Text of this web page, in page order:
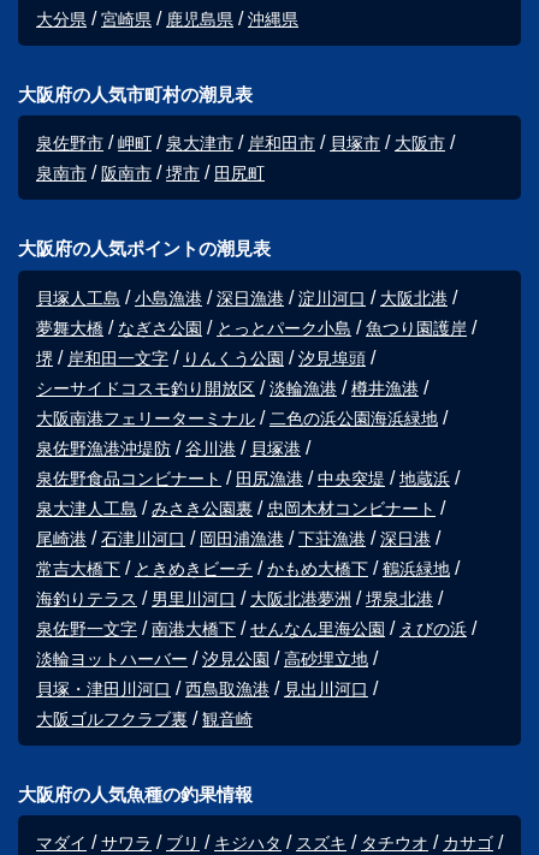
大分県
宮崎県 鹿児島県 沖縄県
大阪府の人気市町村の潮見表
泉佐野市 岬町 泉大津市 岸和田市 貝塚市
大阪市
泉南市
阪南市 堺市 田尻町
大阪府の人気ポイントの潮見表
貝塚人工島 小島漁港 深日漁港 淀川河口
大阪北港
夢舞大橋
なぎさ公園 とっとパーク小島
魚つり園護岸
堺
岸和田一文字 りんくう公園
汐見埠頭
シーサイドコスモ釣り開放区
淡輪漁港
樽井漁港
大阪南港フェリーターミナル
二色の浜公園海浜緑地
泉佐野漁港沖堤防
谷川港
貝塚港
泉佐野食品コンビナート
田尻漁港 中央突堤
地蔵浜
泉大津人工島
みさき公園裏
忠岡木材コンビナート
尾崎港
石津川河口 岡田浦漁港 下荘漁港
深日港
常吉大橋下
ときめきビーチ かもめ大橋下
鶴浜緑地
海釣りテラス
男里川河口 大阪北港夢洲
堺泉北港
泉佐野一文字
南港大橋下 せんなん里海公園
えびの浜
淡輪ヨットハーバー
汐見公園
高砂埋立地
貝塚・津田川河口
西鳥取漁港
見出川河口
大阪ゴルフクラブ裏
観音崎
大阪府の人気魚種の釣果情報
マダイ サワラ ブリ キジハタ スズキ タチウオ カサゴ